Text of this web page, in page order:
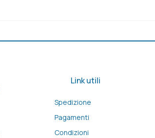
Link utili
Spedizione
Pagamenti
Condizioni